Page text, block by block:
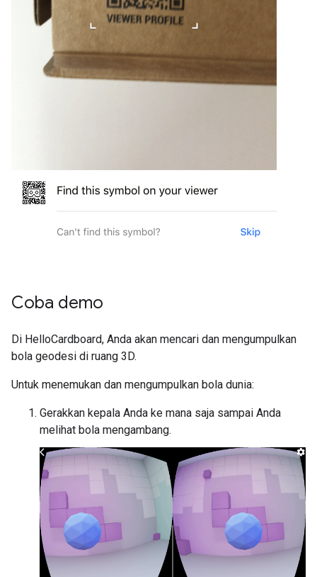
Coba demo
Di HelloCardboard, Anda akan mencari dan mengumpulkan
bola geodesi di ruang 3D.
Untuk menemukan dan mengumpulkan bola dunia:
Gerakkan kepala Anda ke mana saja sampai Anda
melihat bola mengambang.